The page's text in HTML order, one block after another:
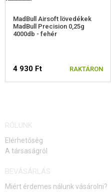
MadBull Airsoft lövedékek
MadBull Precision 0,25g
4000db - fehér
4 930 Ft RAKTÁRON
RÓLUNK
Elérhetőség
A társaságról
BEVÁSÁRLÁS
Miért érdemes nálunk vásárolni?